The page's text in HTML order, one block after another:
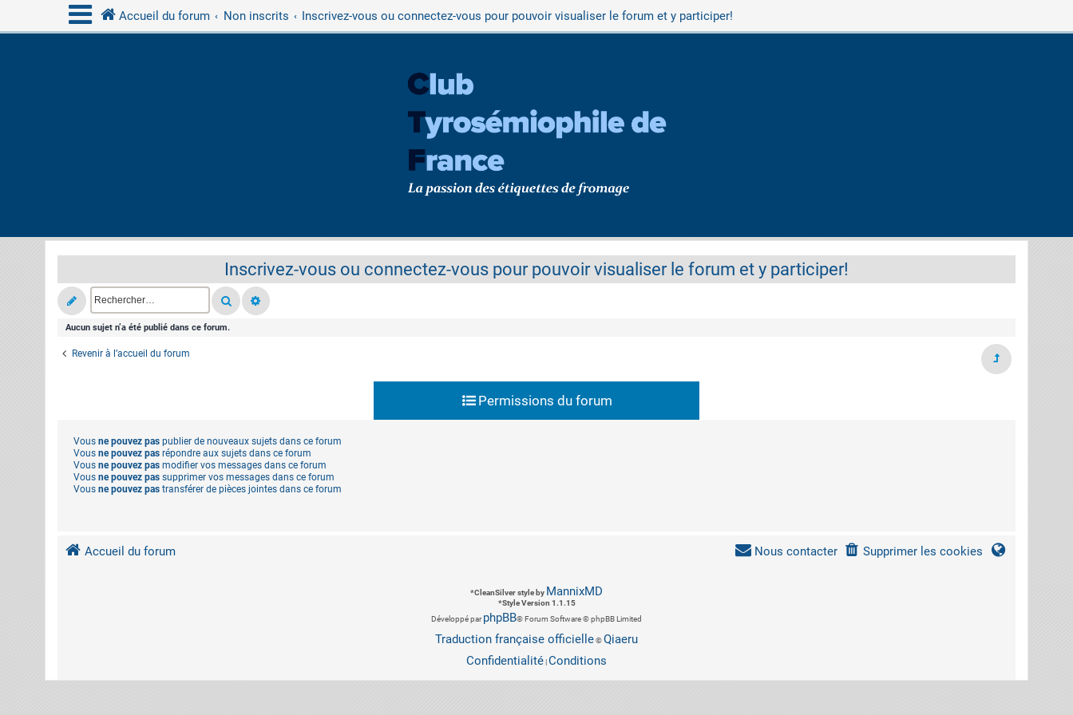
Accueil du forum Non inscrits Inscrivez-vous ou connectez-vous pour pouvoir visualiser le forum et y participer!
Inscrivez-vous ou connectez-vous pour pouvoir visualiser le forum et y participer!
Aucun sujet n’a été publié dans ce forum.
Revenir à l’accueil du forum
Permissions du forum
Vous ne pouvez pas publier de nouveaux sujets dans ce forum
Vous ne pouvez pas répondre aux sujets dans ce forum
Vous ne pouvez pas modifier vos messages dans ce forum
Vous ne pouvez pas supprimer vos messages dans ce forum
Vous ne pouvez pas transférer de pièces jointes dans ce forum
Accueil du forum Supprimer les cookies
Nous contacter
*CleanSilver style by MannixMD
*Style Version 1.1.15
Développé parphpBB® Forum Software © phpBB Limited
Traduction française officielle©Qiaeru
Confidentialité |Conditions